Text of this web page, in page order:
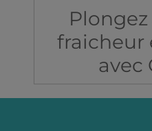
fraicheur
avec
Le Yeti